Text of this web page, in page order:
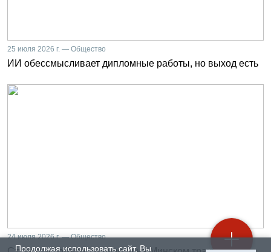
Продолжая использовать сайт, Вы
25 июля 2026 г. — Общество
ИИ обессмысливает дипломные работы, но выход есть
24 июля 2026 г. — Общество